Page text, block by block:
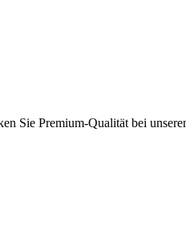
Sie Premium-Qualität bei